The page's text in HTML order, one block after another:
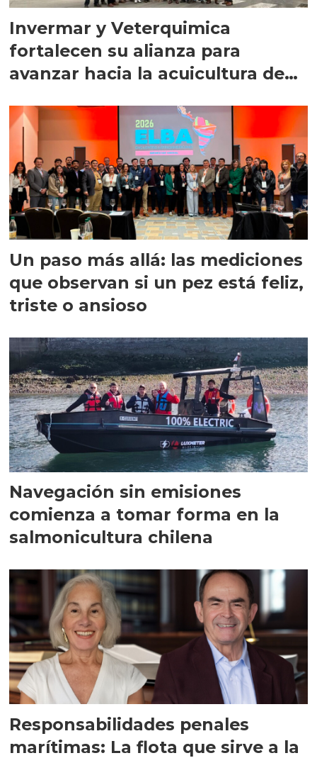
Invermar y Veterquimica
fortalecen su alianza para
avanzar hacia la acuicultura de
Un paso más allá: las mediciones
que observan si un pez está feliz,
triste o ansioso
Navegación sin emisiones
comienza a tomar forma en la
salmonicultura chilena
Responsabilidades penales
marítimas: La flota que sirve a la